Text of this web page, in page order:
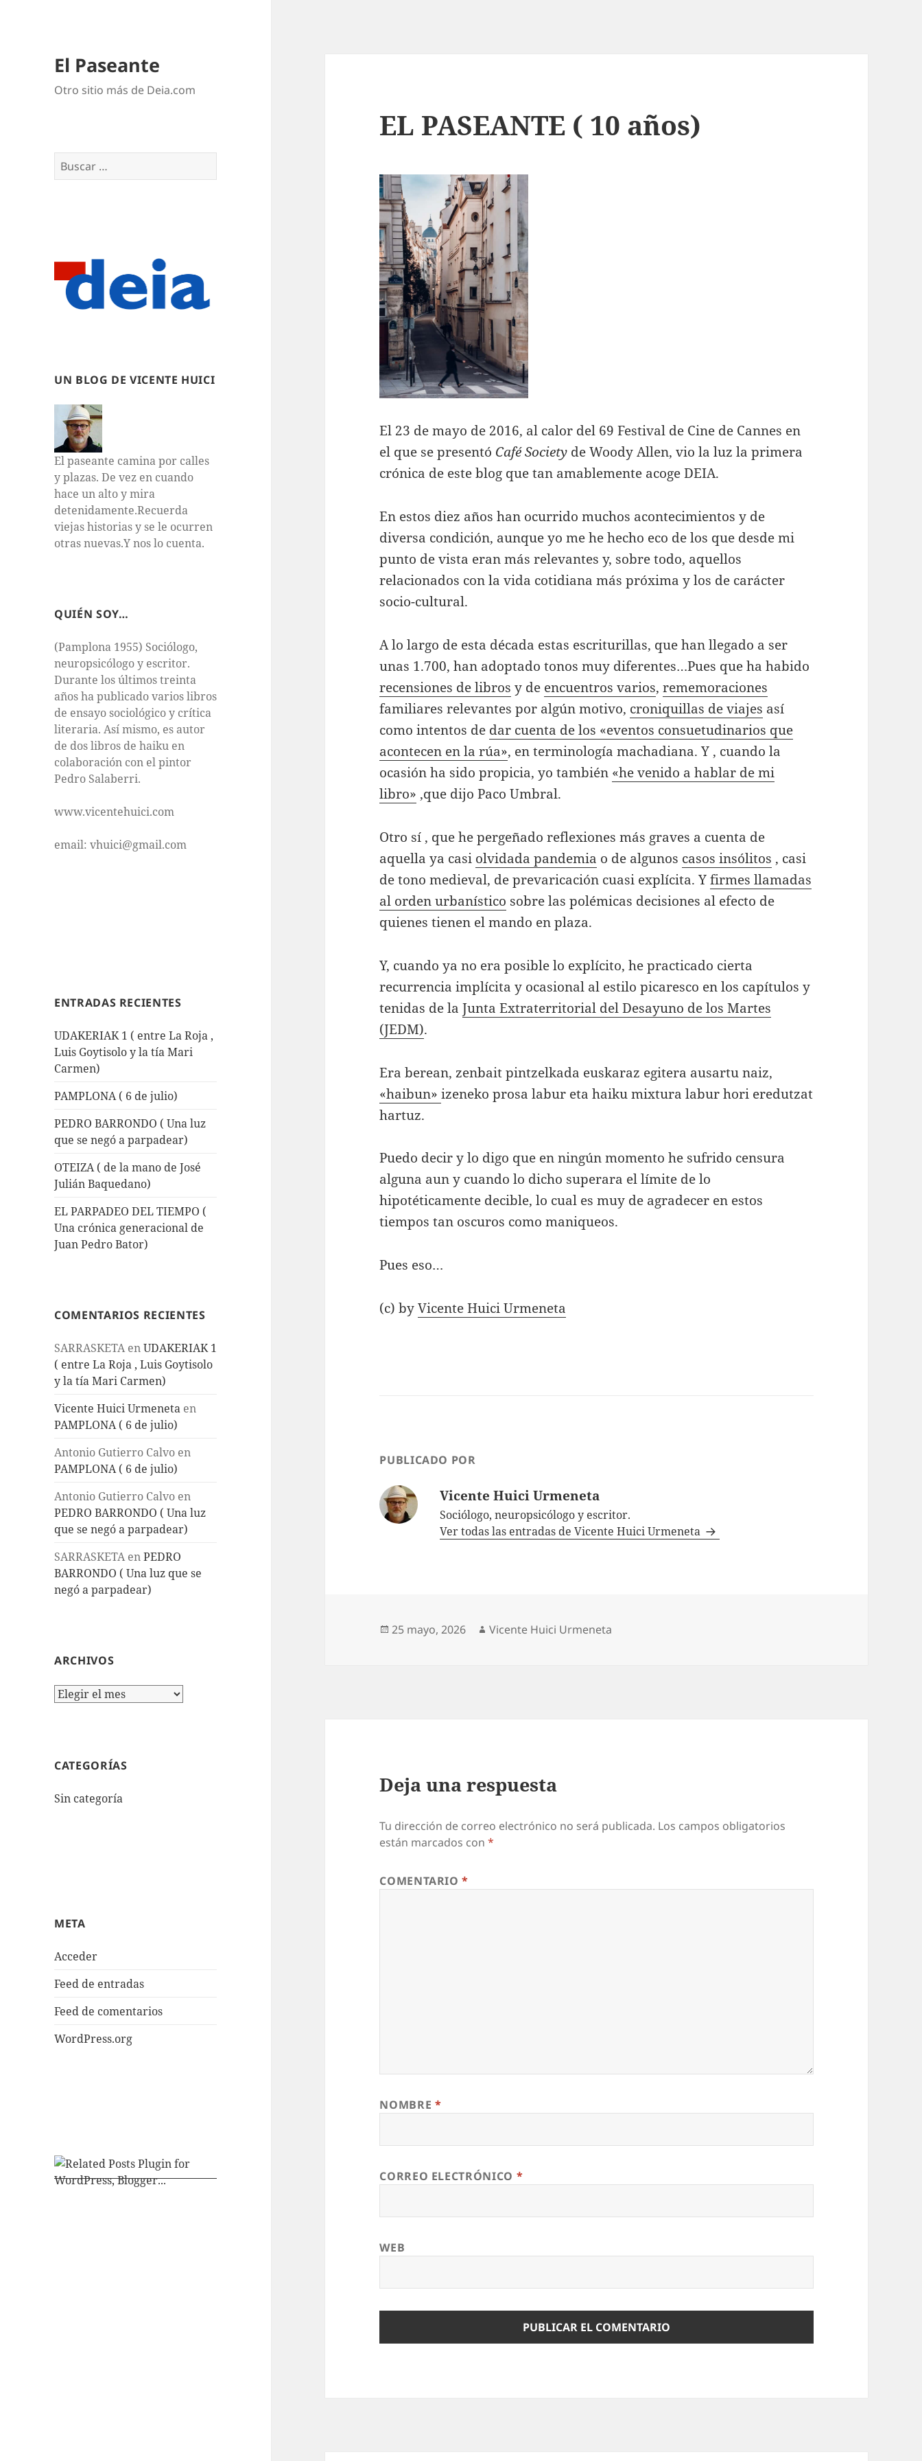
El Paseante
Otro sitio más de Deia.com
Buscar:
UN BLOG DE VICENTE HUICI
El paseante camina por calles
y plazas. De vez en cuando
hace un alto y mira
detenidamente.Recuerda
viejas historias y se le ocurren
otras nuevas.Y nos lo cuenta.
QUIÉN SOY…
(Pamplona 1955) Sociólogo,
neuropsicólogo y escritor.
Durante los últimos treinta
años ha publicado varios libros
de ensayo sociológico y crítica
literaria. Así mismo, es autor
de dos libros de haiku en
colaboración con el pintor
Pedro Salaberri.
www.vicentehuici.com
email: vhuici@gmail.com
ENTRADAS RECIENTES
UDAKERIAK 1 ( entre La Roja ,
Luis Goytisolo y la tía Mari
Carmen)
PAMPLONA ( 6 de julio)
PEDRO BARRONDO ( Una luz
que se negó a parpadear)
OTEIZA ( de la mano de José
Julián Baquedano)
EL PARPADEO DEL TIEMPO (
Una crónica generacional de
Juan Pedro Bator)
COMENTARIOS RECIENTES
SARRASKETAenUDAKERIAK 1
( entre La Roja , Luis Goytisolo
y la tía Mari Carmen)
Vicente Huici Urmeneta en
PAMPLONA ( 6 de julio)
Antonio Gutierro Calvo en
PAMPLONA ( 6 de julio)
Antonio Gutierro Calvo en
PEDRO BARRONDO ( Una luz
que se negó a parpadear)
SARRASKETAenPEDRO
BARRONDO ( Una luz que se
negó a parpadear)
ARCHIVOS
Archivos
CATEGORÍAS
Sin categoría
META
Acceder
Feed de entradas
Feed de comentarios
WordPress.org
EL PASEANTE ( 10 años)
El 23 de mayo de 2016, al calor del 69 Festival de Cine de Cannes en
el que se presentó Café Society de Woody Allen, vio la luz la primera
crónica de este blog que tan amablemente acoge DEIA.
En estos diez años han ocurrido muchos acontecimientos y de
diversa condición, aunque yo me he hecho eco de los que desde mi
punto de vista eran más relevantes y, sobre todo, aquellos
relacionados con la vida cotidiana más próxima y los de carácter
socio-cultural.
A lo largo de esta década estas escriturillas, que han llegado a ser
unas 1.700, han adoptado tonos muy diferentes…Pues que ha habido
recensiones de libros y de encuentros varios,rememoraciones
familiares relevantes por algún motivo, croniquillas de viajes así
como intentos de dar cuenta de los «eventos consuetudinarios que
acontecen en la rúa», en terminología machadiana. Y , cuando la
ocasión ha sido propicia, yo también «he venido a hablar de mi
libro» ,que dijo Paco Umbral.
Otro sí , que he pergeñado reflexiones más graves a cuenta de
aquella ya casi olvidada pandemia o de algunos casos insólitos , casi
de tono medieval, de prevaricación cuasi explícita. Yfirmes llamadas
al orden urbanístico sobre las polémicas decisiones al efecto de
quienes tienen el mando en plaza.
Y, cuando ya no era posible lo explícito, he practicado cierta
recurrencia implícita y ocasional al estilo picaresco en los capítulos y
tenidas de laJunta Extraterritorial del Desayuno de los Martes
(JEDM).
Era berean, zenbait pintzelkada euskaraz egitera ausartu naiz,
«haibun»izeneko prosa labur eta haiku mixtura labur hori eredutzat
hartuz.
Puedo decir y lo digo que en ningún momento he sufrido censura
alguna aun y cuando lo dicho superara el límite de lo
hipotéticamente decible, lo cual es muy de agradecer en estos
tiempos tan oscuros como maniqueos.
Pues eso…
(c) byVicente Huici Urmeneta
PUBLICADO POR
Vicente Huici Urmeneta
Sociólogo, neuropsicólogo y escritor.
Ver todas las entradas de Vicente Huici Urmeneta
Publicado
25 mayo, 2026 Autor
Vicente Huici Urmeneta
Deja una respuesta
Tu dirección de correo electrónico no será publicada. Los campos obligatorios
están marcados con*
COMENTARIO*
NOMBRE *
CORREO ELECTRÓNICO *
WEB